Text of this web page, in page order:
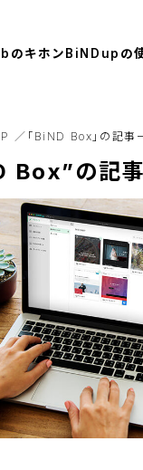
のキホン BiNDupの
「BiND Box」の記事
Box”の記